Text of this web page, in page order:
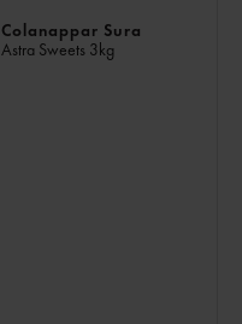
Colanappar Sura
Astra Sweets 3kg